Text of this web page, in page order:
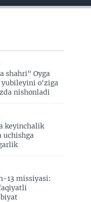
shahri" Oyga
yubileyini o'ziga
nishonladi
keyinchalik
uchishga
13 missiyasi: